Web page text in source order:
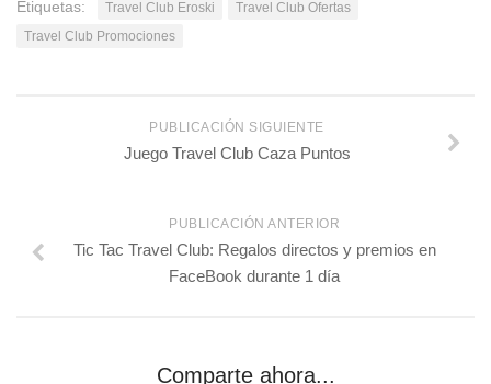
Etiquetas: Travel Club Eroski
Travel Club Ofertas
Travel Club Promociones
PUBLICACIÓN SIGUIENTE
Juego Travel Club Caza Puntos
PUBLICACIÓN ANTERIOR
Tic Tac Travel Club: Regalos directos y premios en
FaceBook durante 1 día
Comparte ahora...